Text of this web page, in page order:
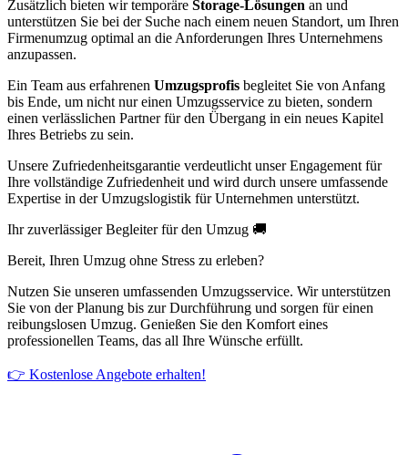
Zusätzlich bieten wir temporäre Storage-Lösungen an und
unterstützen Sie bei der Suche nach einem neuen Standort, um Ihren
Firmenumzug optimal an die Anforderungen Ihres Unternehmens
anzupassen.
Ein Team aus erfahrenen Umzugsprofis begleitet Sie von Anfang
bis Ende, um nicht nur einen Umzugsservice zu bieten, sondern
einen verlässlichen Partner für den Übergang in ein neues Kapitel
Ihres Betriebs zu sein.
Unsere Zufriedenheitsgarantie verdeutlicht unser Engagement für
Ihre vollständige Zufriedenheit und wird durch unsere umfassende
Expertise in der Umzugslogistik für Unternehmen unterstützt.
Ihr zuverlässiger Begleiter für den Umzug 🚚
Bereit, Ihren Umzug ohne Stress zu erleben?
Nutzen Sie unseren umfassenden Umzugsservice. Wir unterstützen
Sie von der Planung bis zur Durchführung und sorgen für einen
reibungslosen Umzug. Genießen Sie den Komfort eines
professionellen Teams, das all Ihre Wünsche erfüllt.
👉 Kostenlose Angebote erhalten!